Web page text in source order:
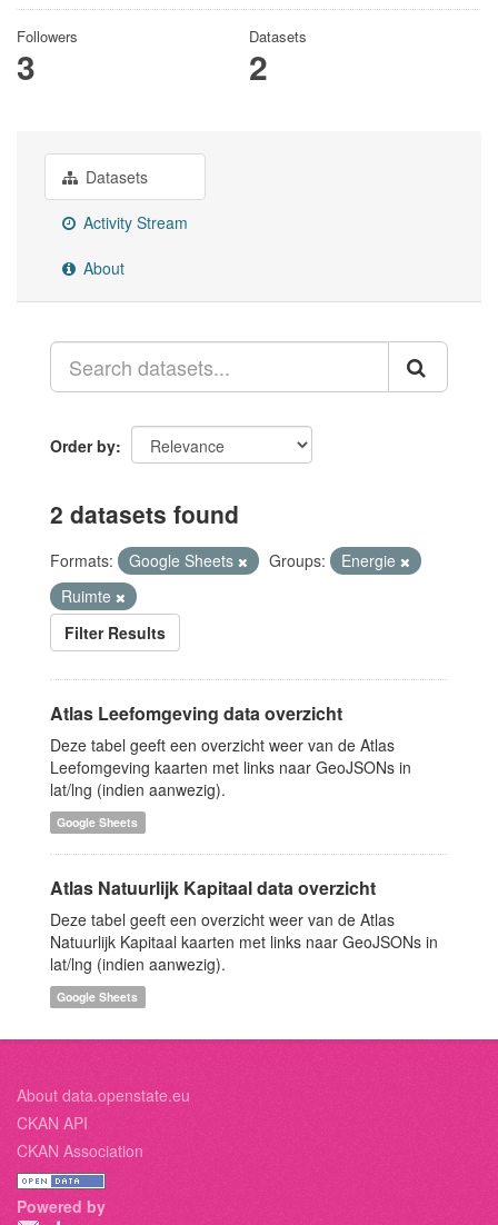
Followers
3
Datasets
2
Datasets
Activity Stream
About
Order by
2 datasets found
Formats: Google Sheets Groups:
Energie
Ruimte
Filter Results
Atlas Leefomgeving data overzicht
Deze tabel geeft een overzicht weer van de Atlas
Leefomgeving kaarten met links naar GeoJSONs in
lat/lng (indien aanwezig).
Google Sheets
Atlas Natuurlijk Kapitaal data overzicht
Deze tabel geeft een overzicht weer van de Atlas
Natuurlijk Kapitaal kaarten met links naar GeoJSONs in
lat/lng (indien aanwezig).
Google Sheets
About data.openstate.eu
CKAN API
CKAN Association
Powered by